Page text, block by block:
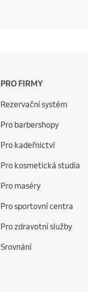
PRO FIRMY
Rezervační systém
Pro barbershopy
Pro kadeřnictví
Pro kosmetická studia
Pro maséry
Pro sportovní centra
Pro zdravotní služby
Srovnání